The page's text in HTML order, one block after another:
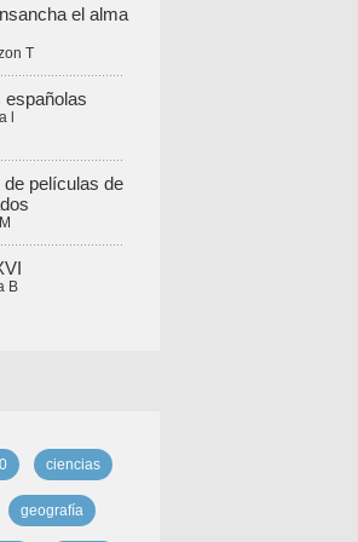
el alma
T
españolas
l
películas de
B
ciencias
geografía